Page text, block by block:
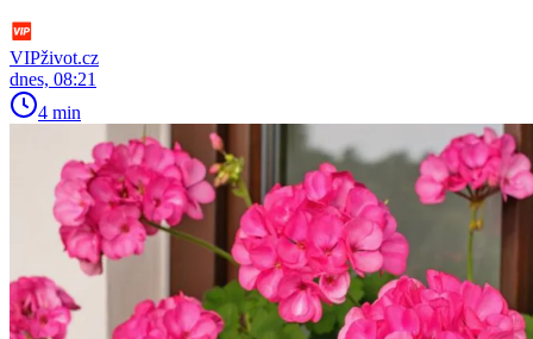
VIPživot.cz
dnes, 08:21
4 min